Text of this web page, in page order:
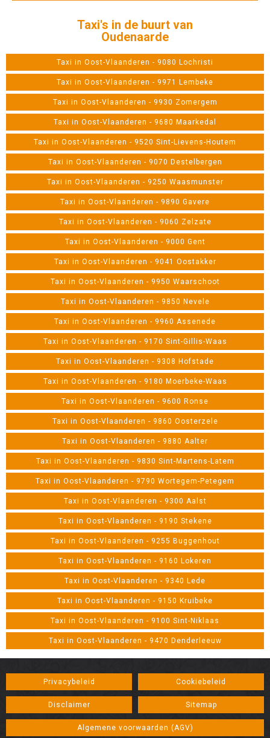
Taxi's in de buurt van
Oudenaarde
Taxi in Oost-Vlaanderen - 9080 Lochristi
Taxi in Oost-Vlaanderen - 9971 Lembeke
Taxi in Oost-Vlaanderen - 9930 Zomergem
Taxi in Oost-Vlaanderen - 9680 Maarkedal
Taxi in Oost-Vlaanderen - 9520 Sint-Lievens-Houtem
Taxi in Oost-Vlaanderen - 9070 Destelbergen
Taxi in Oost-Vlaanderen - 9250 Waasmunster
Taxi in Oost-Vlaanderen - 9890 Gavere
Taxi in Oost-Vlaanderen - 9060 Zelzate
Taxi in Oost-Vlaanderen - 9000 Gent
Taxi in Oost-Vlaanderen - 9041 Oostakker
Taxi in Oost-Vlaanderen - 9950 Waarschoot
Taxi in Oost-Vlaanderen - 9850 Nevele
Taxi in Oost-Vlaanderen - 9960 Assenede
Taxi in Oost-Vlaanderen - 9170 Sint-Gillis-Waas
Taxi in Oost-Vlaanderen - 9308 Hofstade
Taxi in Oost-Vlaanderen - 9180 Moerbeke-Waas
Taxi in Oost-Vlaanderen - 9600 Ronse
Taxi in Oost-Vlaanderen - 9860 Oosterzele
Taxi in Oost-Vlaanderen - 9880 Aalter
Taxi in Oost-Vlaanderen - 9830 Sint-Martens-Latem
Taxi in Oost-Vlaanderen - 9790 Wortegem-Petegem
Taxi in Oost-Vlaanderen - 9300 Aalst
Taxi in Oost-Vlaanderen - 9190 Stekene
Taxi in Oost-Vlaanderen - 9255 Buggenhout
Taxi in Oost-Vlaanderen - 9160 Lokeren
Taxi in Oost-Vlaanderen - 9340 Lede
Taxi in Oost-Vlaanderen - 9150 Kruibeke
Taxi in Oost-Vlaanderen - 9100 Sint-Niklaas
Taxi in Oost-Vlaanderen - 9470 Denderleeuw
Privacybeleid Cookiebeleid
Disclaimer Sitemap
Algemene voorwaarden (AGV)